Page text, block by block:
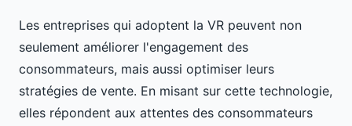
Les entreprises qui adoptent la VR peuvent non
seulement améliorer l'engagement des
consommateurs, mais aussi optimiser leurs
stratégies de vente. En misant sur cette technologie,
elles répondent aux attentes des consommateurs